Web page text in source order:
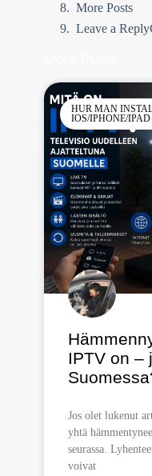
More Posts
Leave a
HUR MAN
IOS/IPHONE/IPAD
IPTV on –
Jos olet lukenut
yhtä
seurassa.
voivat